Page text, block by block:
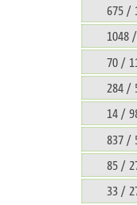
675 /
1048
70 /
284 /
14 /
837 /
85 /
33 /